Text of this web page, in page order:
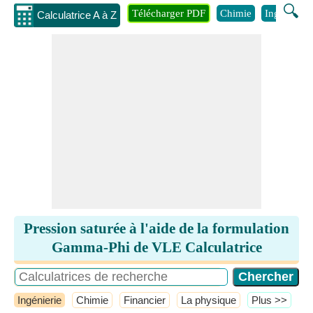
Calculatrice A à Z 🔍
Télécharger PDF Chimie Ingénierie
Pression saturée à l'aide de la formulation
Gamma-Phi de VLE Calculatrice
Ingénierie Chimie Financier La physique ​Plus >>